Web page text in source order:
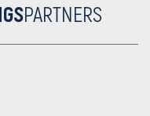
PARTNERS